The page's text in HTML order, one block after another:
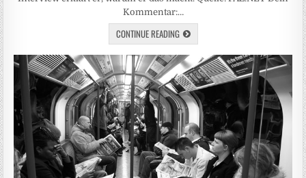
Kommentar:…
CONTINUE READING